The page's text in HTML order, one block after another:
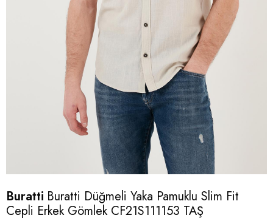
Buratti Buratti Düğmeli Yaka Pamuklu Slim Fit
Cepli Erkek Gömlek CF21S111153 TAŞ